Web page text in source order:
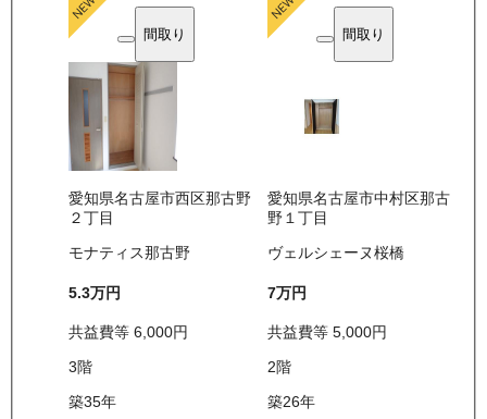
間取り
愛知県名古屋市西区那古野
２丁目
モナティス那古野
5.3万円
共益費等 6,000円
3階
築35年
間取り
愛知県名古屋市中村区那古
野１丁目
ヴェルシェーヌ桜橋
7万円
共益費等5,000円
2階
築26年